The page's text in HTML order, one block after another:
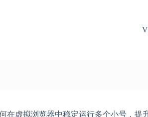
在虚拟浏览器中稳定运行多个小号，提